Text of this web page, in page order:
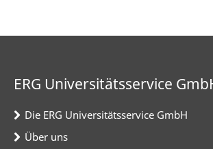
ERG Universitätsservice
Die ERG Universitätsservice GmbH
Über uns